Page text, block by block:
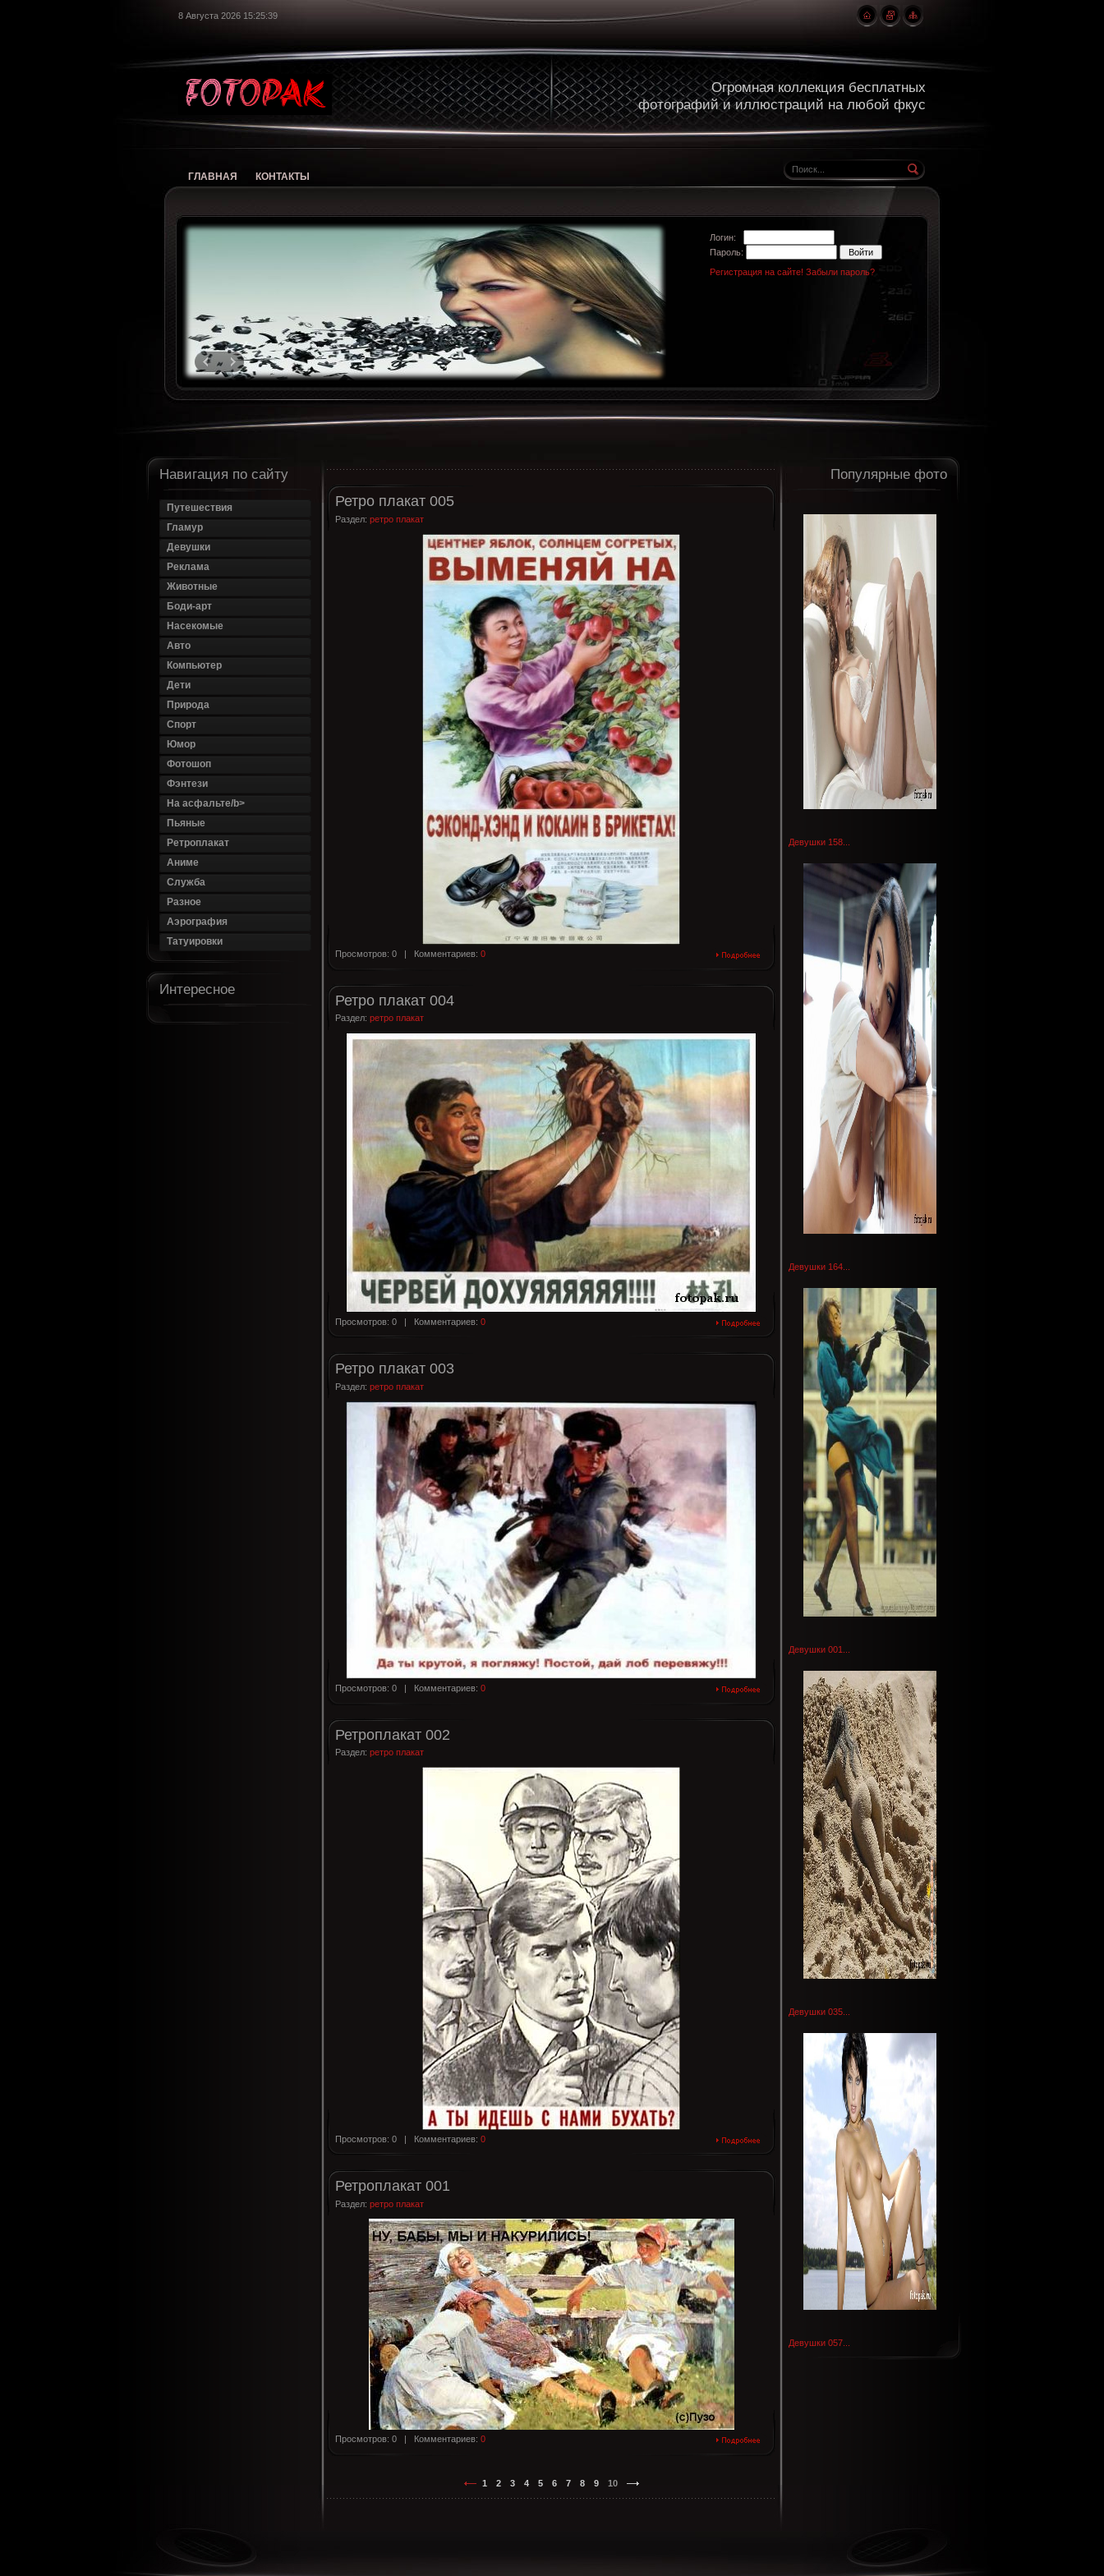
8 Августа 2026 15:25:40
Огромная коллекция бесплатных
фотографий и иллюстраций на любой фкус
ГЛАВНАЯ КОНТАКТЫ
Логин:
Пароль:
Регистрация на сайте! Забыли пароль?
Ретро плакат 005
Раздел: ретро плакат
Просмотров: 0 | Комментариев: 0
Ретро плакат 004
Раздел: ретро плакат
Просмотров: 0 | Комментариев: 0
Ретро плакат 003
Раздел: ретро плакат
Просмотров: 0 | Комментариев: 0
Ретроплакат 002
Раздел: ретро плакат
Просмотров: 0 | Комментариев: 0
Ретроплакат 001
Раздел: ретро плакат
Просмотров: 0 | Комментариев: 0
1 2 3 4 5 6 7 8 9 10
Популярные фото
Девушки 158...
Девушки 164...
Девушки 001...
Девушки 035...
Девушки 057...
Навигация по сайту
Путешествия
Гламур
Девушки
Реклама
Животные
Боди-арт
Насекомые
Авто
Компьютер
Дети
Природа
Спорт
Юмор
Фотошоп
Фэнтези
На асфальте/b>
Пьяные
Ретроплакат
Аниме
Служба
Разное
Аэрография
Татуировки
Интересное